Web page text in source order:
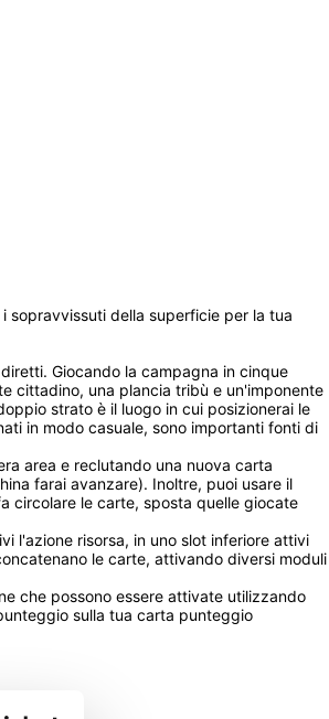
sopravvissuti della superficie per la tua
Giocando la campagna in cinque
cittadino, una plancia tribù e un'imponente
strato è il luogo in cui posizionerai le
in modo casuale, sono importanti fonti di
area e reclutando una nuova carta
farai avanzare). Inoltre, puoi usare il
circolare le carte, sposta quelle giocate
l'azione risorsa, in uno slot inferiore attivi
le carte, attivando diversi moduli
che possono essere attivate utilizzando
sulla tua carta punteggio